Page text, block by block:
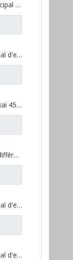
Assemblage de réducteur principal pour essieu Pengxiang Qingdao Jiefang C & C XCMG Dongfeng Liuqi pièces de rechange de camion 2502010A0090J 2502015A00900
Ensemble de réducteur principal d'essieu intermédiaire pour pièces de rechange de camion Faw Jiefang 2502010AA6E
Ensemble différentiel pour Ankai 459 essieu Meritor 160 essieu Fangsheng 160 essieu Qingte 458 essieu Foton Auman camion pièces de rechange HFF2510111CK2MC
Arbre d'entrée d'assemblage différentiel pour pièces de rechange de camion d'essieu Foton Auman Qingte ZL300 ZL300S1-2510300A
Ensemble de réducteur principal d'essieu arrière Qingte 398 pour pièces de rechange de camion Foton Auman QT440SH1-2402000
Ensemble de réducteur principal d'essieu intermédiaire Qingte 398 pour pièces de rechange de camion Foton Auman QT398S0-2502000